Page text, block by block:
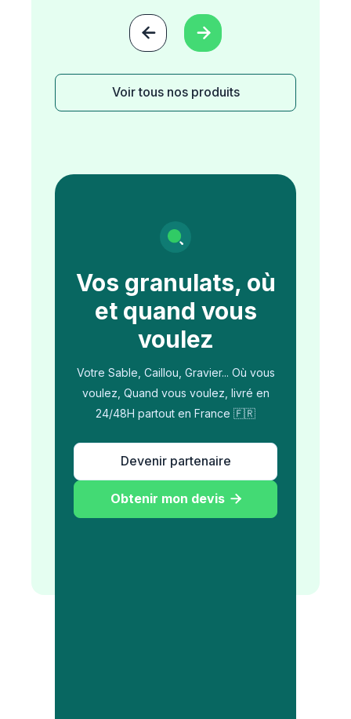
 
Voir tous nos produits
Vos granulats, où
et quand vous
voulez
Votre Sable, Caillou, Gravier... Où vous
voulez, Quand vous voulez, livré en
24/48H partout en France 🇫🇷
Devenir partenaire
Obtenir mon devis 